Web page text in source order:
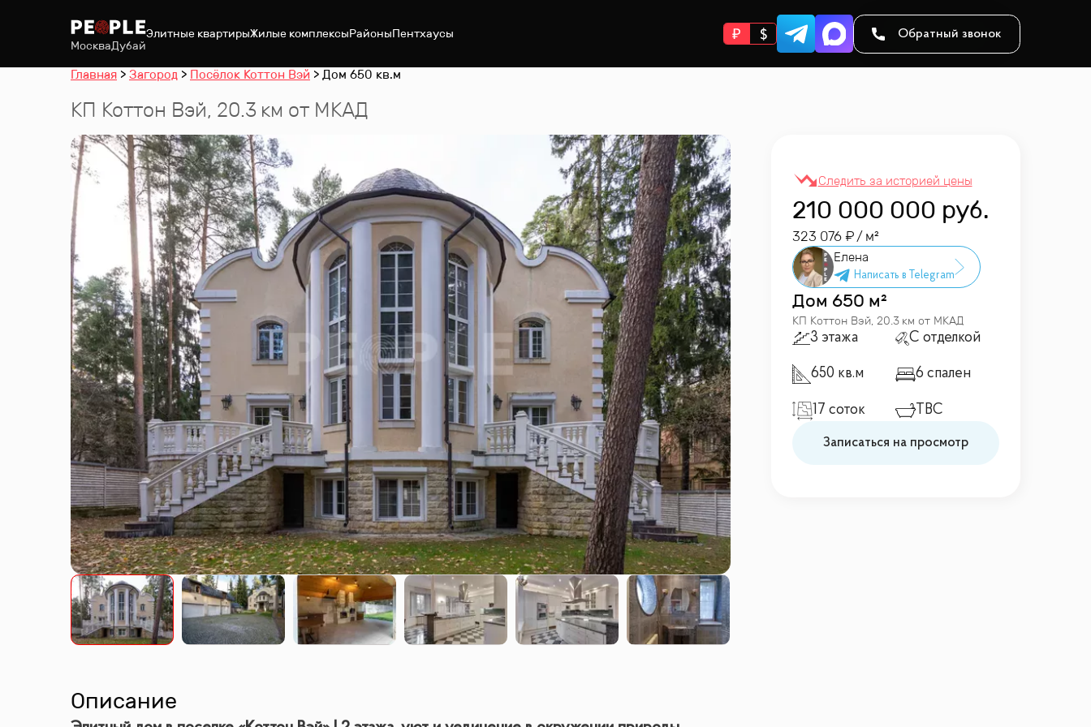
МоскваДубай
Элитные квартирыЖилые комплексыРайоныПентхаусы Обратный звонок
Главная Загород Посёлок Коттон Вэй Дом 650 кв.м
КП Коттон Вэй, 20.3 км от МКАД
210 000 000 руб.
323 076 / м²
Елена
Дом 650 м²
КП Коттон Вэй, 20.3 км от МКАД
3 этажа С отделкой
650 кв.м 6 спален
17 соток TBC
Записаться на просмотр
Описание